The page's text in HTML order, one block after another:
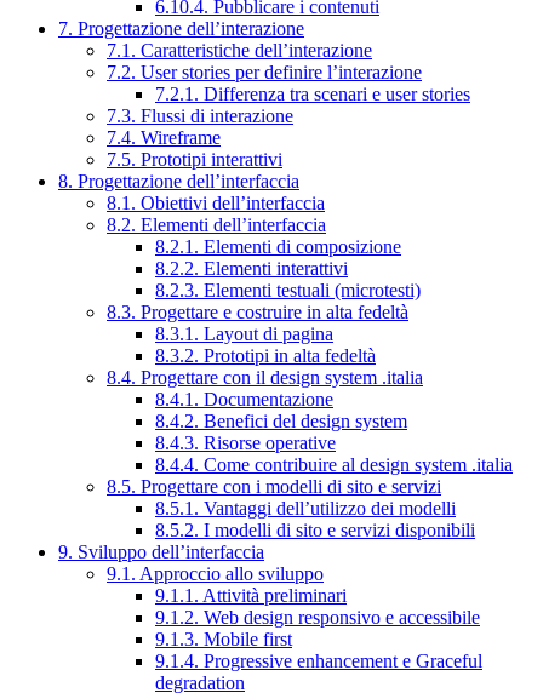
6.10.4. Pubblicare i contenuti
7. Progettazione dell’interazione
7.1. Caratteristiche dell’interazione
7.2. User stories per definire l’interazione
7.2.1. Differenza tra scenari e user stories
7.3. Flussi di interazione
7.4. Wireframe
7.5. Prototipi interattivi
8. Progettazione dell’interfaccia
8.1. Obiettivi dell’interfaccia
8.2. Elementi dell’interfaccia
8.2.1. Elementi di composizione
8.2.2. Elementi interattivi
8.2.3. Elementi testuali (microtesti)
8.3. Progettare e costruire in alta fedeltà
8.3.1. Layout di pagina
8.3.2. Prototipi in alta fedeltà
8.4. Progettare con il design system .italia
8.4.1. Documentazione
8.4.2. Benefici del design system
8.4.3. Risorse operative
8.4.4. Come contribuire al design system .italia
8.5. Progettare con i modelli di sito e servizi
8.5.1. Vantaggi dell’utilizzo dei modelli
8.5.2. I modelli di sito e servizi disponibili
9. Sviluppo dell’interfaccia
9.1. Approccio allo sviluppo
9.1.1. Attività preliminari
9.1.2. Web design responsivo e accessibile
9.1.3. Mobile first
9.1.4. Progressive enhancement e Graceful
degradation